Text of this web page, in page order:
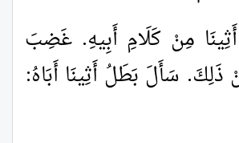
مِنْ كَلَامِ أَبِيهِ. غَضِبَ
ذَلِكَ. سَأَلَ بَطَلُ أَثِينَا أَبَاهُ: